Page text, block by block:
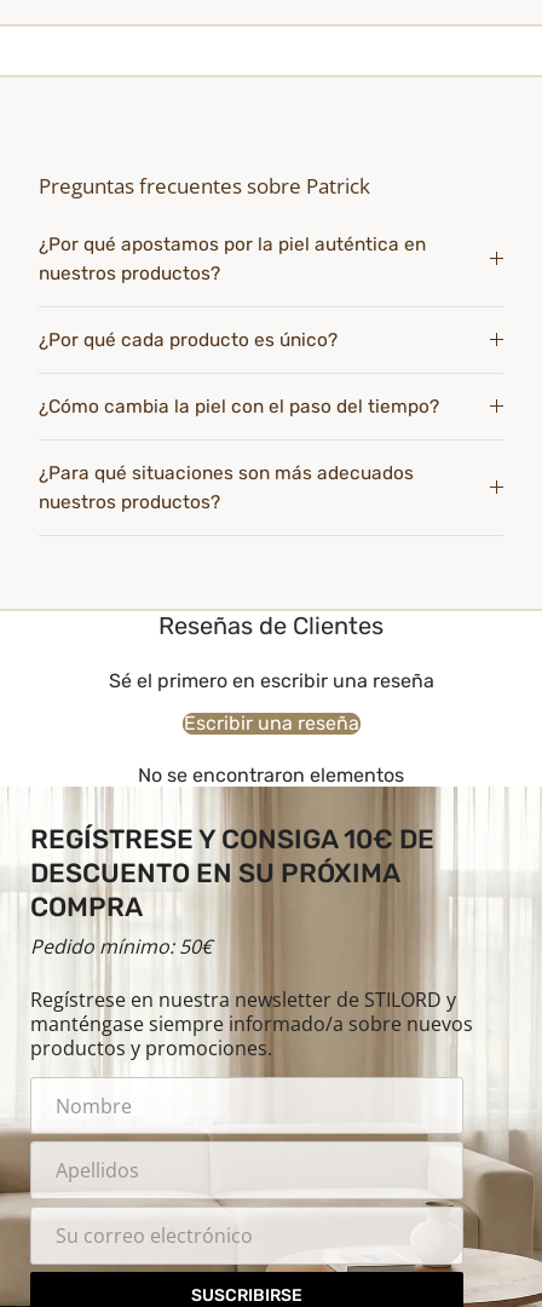
Preguntas frecuentes sobre Patrick
¿Por qué apostamos por la piel auténtica en
nuestros productos?
¿Por qué cada producto es único?
¿Cómo cambia la piel con el paso del tiempo?
¿Para qué situaciones son más adecuados
nuestros productos?
Reseñas de Clientes
Sé el primero en escribir una reseña
Escribir una reseña
No se encontraron elementos
REGÍSTRESE Y CONSIGA 10€ DE
DESCUENTO EN SU PRÓXIMA
COMPRA
Pedido mínimo: 50€
Regístrese en nuestra newsletter de STILORD y
manténgase siempre informado/a sobre nuevos
productos y promociones.
SUSCRIBIRSE